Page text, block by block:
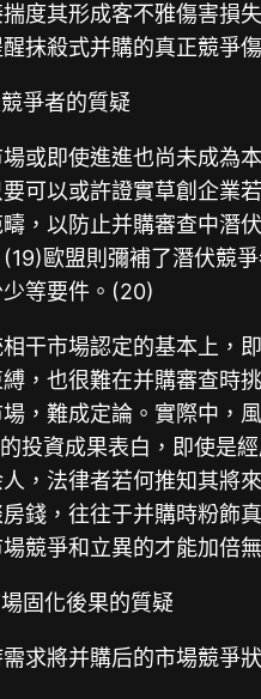
度其形成客不雅傷害損
抹殺式并購的真正競爭
爭者的質疑
或即使進進也尚未成為
可以或許證實草創企業
，以防止并購審查中潛
歐盟則彌補了潛伏競
等要件。(20)
干市場認定的基本上，
，也很難在并購審查時
，難成定論。實際中，
投資成果表白，即使是
，法律者若何推知其將
錢，往往于并購時粉飾
競爭和立異的才能加倍
固化後果的質疑
求將并購后的市場競爭